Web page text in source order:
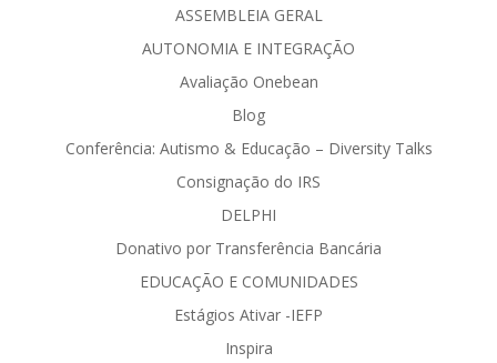
ASSEMBLEIA GERAL
AUTONOMIA E INTEGRAÇÃO
Avaliação Onebean
Blog
Conferência: Autismo & Educação – Diversity Talks
Consignação do IRS
DELPHI
Donativo por Transferência Bancária
EDUCAÇÃO E COMUNIDADES
Estágios Ativar -IEFP
Inspira